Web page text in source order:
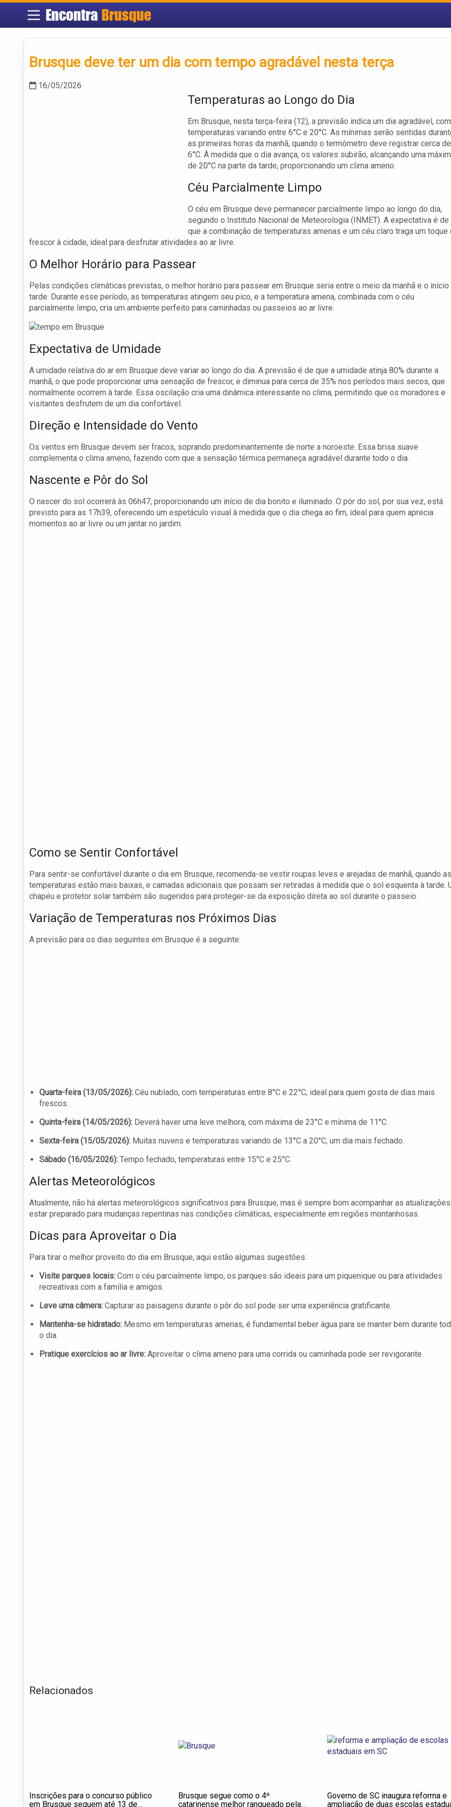
Encontra Brusque
Brusque deve ter um dia com tempo agradável nesta terça
16/05/2026
Temperaturas ao Longo do Dia
Em Brusque, nesta terça-feira (12), a previsão indica um dia agradável, com
temperaturas variando entre 6°C e 20°C. As mínimas serão sentidas
as primeiras horas da manhã, quando o termômetro deve registrar cerca de
6°C. À medida que o dia avança, os valores subirão, alcançando uma
de 20°C na parte da tarde, proporcionando um clima ameno.
Céu Parcialmente Limpo
O céu em Brusque deve permanecer parcialmente limpo ao longo do dia,
segundo o Instituto Nacional de Meteorologia (INMET). A expectativa é de
que a combinação de temperaturas amenas e um céu claro traga um toque
frescor à cidade, ideal para desfrutar atividades ao ar livre.
O Melhor Horário para Passear
Pelas condições climáticas previstas, o melhor horário para passear em Brusque seria entre o meio da manhã e o início
tarde. Durante esse período, as temperaturas atingem seu pico, e a temperatura amena, combinada com o céu
parcialmente limpo, cria um ambiente perfeito para caminhadas ou passeios ao ar livre.
Expectativa de Umidade
A umidade relativa do ar em Brusque deve variar ao longo do dia. A previsão é de que a umidade atinja 80% durante a
manhã, o que pode proporcionar uma sensação de frescor, e diminua para cerca de 35% nos períodos mais secos, que
normalmente ocorrem à tarde. Essa oscilação cria uma dinâmica interessante no clima, permitindo que os moradores e
visitantes desfrutem de um dia confortável.
Direção e Intensidade do Vento
Os ventos em Brusque devem ser fracos, soprando predominantemente de norte a noroeste. Essa brisa suave
complementa o clima ameno, fazendo com que a sensação térmica permaneça agradável durante todo o dia.
Nascente e Pôr do Sol
O nascer do sol ocorrerá às 06h47, proporcionando um início de dia bonito e iluminado. O pôr do sol, por sua vez, está
previsto para as 17h39, oferecendo um espetáculo visual à medida que o dia chega ao fim, ideal para quem aprecia
momentos ao ar livre ou um jantar no jardim.
Como se Sentir Confortável
Para sentir-se confortável durante o dia em Brusque, recomenda-se vestir roupas leves e arejadas de manhã, quando as
temperaturas estão mais baixas, e camadas adicionais que possam ser retiradas à medida que o sol esquenta à tarde.
chapéu e protetor solar também são sugeridos para proteger-se da exposição direta ao sol durante o passeio.
Variação de Temperaturas nos Próximos Dias
A previsão para os dias seguintes em Brusque é a seguinte:
Quarta-feira (13/05/2026): Céu nublado, com temperaturas entre 8°C e 22°C, ideal para quem gosta de dias mais
frescos.
Quinta-feira (14/05/2026): Deverá haver uma leve melhora, com máxima de 23°C e mínima de 11°C.
Sexta-feira (15/05/2026): Muitas nuvens e temperaturas variando de 13°C a 20°C, um dia mais fechado.
Sábado (16/05/2026): Tempo fechado, temperaturas entre 15°C e 25°C.
Alertas Meteorológicos
Atualmente, não há alertas meteorológicos significativos para Brusque, mas é sempre bom acompanhar as
estar preparado para mudanças repentinas nas condições climáticas, especialmente em regiões montanhosas.
Dicas para Aproveitar o Dia
Para tirar o melhor proveito do dia em Brusque, aqui estão algumas sugestões:
Visite parques locais: Com o céu parcialmente limpo, os parques são ideais para um piquenique ou para atividades
recreativas com a família e amigos.
Leve uma câmera: Capturar as paisagens durante o pôr do sol pode ser uma experiência gratificante.
Mantenha-se hidratado: Mesmo em temperaturas amenas, é fundamental beber água para se manter bem durante
o dia.
Pratique exercícios ao ar livre: Aproveitar o clima ameno para uma corrida ou caminhada pode ser revigorante.
Relacionados
Inscrições para o concurso público
em Brusque seguem até 13 de
Brusque segue como o 4º
catarinense melhor ranqueado pela
Governo de SC inaugura reforma e
ampliação de duas escolas